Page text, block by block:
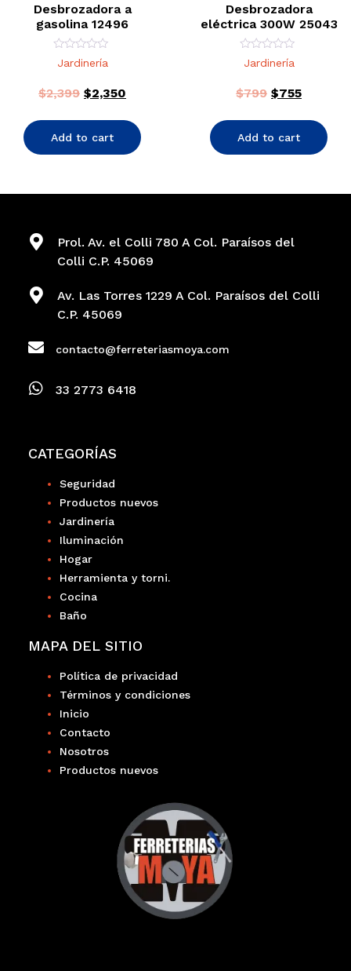
Desbrozadora a
gasolina 12496
Rated
0
of
5
Jardinería
$2,399 $2,350
Add to cart
Desbrozadora
eléctrica 300W 25043
Rated
0
of
5
Jardinería
$799 $755
Add to cart
MAPA DEL SITIO
Política de privacidad
Términos y condiciones
Inicio
Contacto
Nosotros
Productos nuevos
CATEGORÍAS
Seguridad
Productos nuevos
Jardinería
Iluminación
Hogar
Herramienta y torni.
Cocina
Baño
Prol. Av. el Colli 780 A Col. Paraísos del
Colli C.P. 45069
Av. Las Torres 1229 A Col. Paraísos del Colli
C.P. 45069
contacto@ferreteriasmoya.com
33 2773 6418